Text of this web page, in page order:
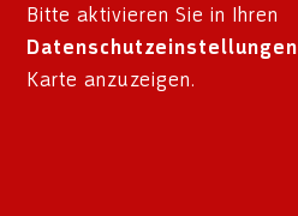
Bitte aktivieren Sie in Ihren
Datenschutzeinstellungen
Karte anzuzeigen.